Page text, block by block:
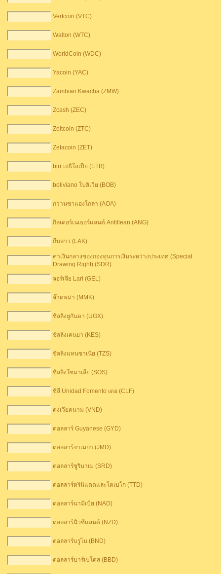
Vertcoin (VTC)
Walton (WTC)
WorldCoin (WDC)
Yacoin (YAC)
Zambian Kwacha (ZMW)
Zcash (ZEC)
Zeitcoin (ZTC)
Zetacoin (ZET)
birr เอธิโอเปีย (ETB)
boliviano โบลิเวีย (BOB)
กวานซาแองโกลา (AOA)
กิลเดอร์เนเธอร์แลนด์ Antillean (ANG)
กีบลาว (LAK)
ค่าเงินกลางของกองทุนการเงินระหว่างประเทศ (Special
Drawing Right) (SDR)
จอร์เจีย Lari (GEL)
จ๊าดพม่า (MMK)
ชิลลิงยูกันดา (UGX)
ชิลลิงเคนยา (KES)
ชิลลิงแทนซาเนีย (TZS)
ชิลลิงโซมาเลีย (SOS)
ชิลี Unidad Fomento เดอ (CLF)
ดงเวียดนาม (VND)
ดอลลาร์ G​​uyanese (GYD)
ดอลลาร์จาเมกา (JMD)
ดอลลาร์ซูรินาเม (SRD)
ดอลลาร์ตรินิแดดและโตเบโก (TTD)
ดอลลาร์นามิเบีย (NAD)
ดอลลาร์นิวซีแลนด์ (NZD)
ดอลลาร์บรูไน (BND)
ดอลลาร์บาร์เบโดส (BBD)